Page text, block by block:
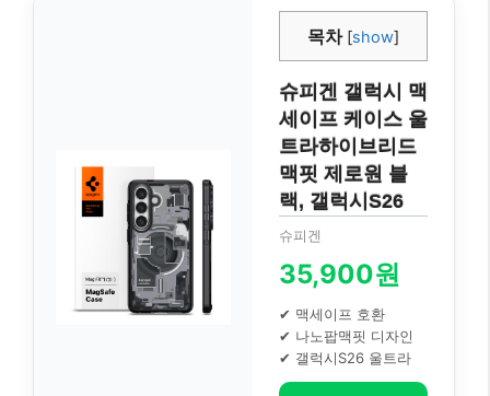
목차 [show]
슈피겐 갤럭시 맥
세이프 케이스 울
트라하이브리드
맥핏 제로원 블
랙, 갤럭시S26
슈피겐
35,900원
✔ 맥세이프 호환
✔ 나노팝맥핏 디자인
✔ 갤럭시S26 울트라